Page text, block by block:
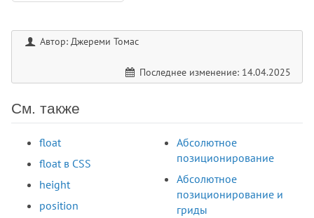
Автор: Джереми Томас
Последнее изменение: 14.04.2025
См. также
float
float в CSS
height
position
Абсолютное
позиционирование
Абсолютное
позиционирование и
гриды